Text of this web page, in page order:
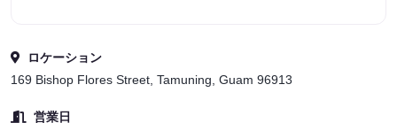
ロケーション
169 Bishop Flores Street, Tamuning, Guam 96913
営業日